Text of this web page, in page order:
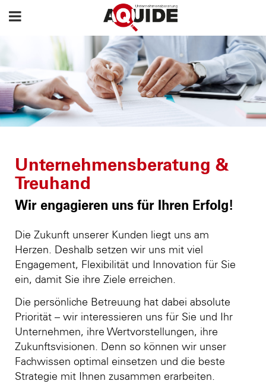
Unternehmensberatung &
Treuhand
Wir engagieren uns für Ihren Erfolg!
Die Zukunft unserer Kunden liegt uns am
Herzen. Deshalb setzen wir uns mit viel
Engagement, Flexibilität und Innovation für Sie
ein, damit Sie ihre Ziele erreichen.
Die persönliche Betreuung hat dabei absolute
Priorität – wir interessieren uns für Sie und Ihr
Unternehmen, ihre Wertvorstellungen, ihre
Zukunftsvisionen. Denn so können wir unser
Fachwissen optimal einsetzen und die beste
Strategie mit Ihnen zusammen erarbeiten.